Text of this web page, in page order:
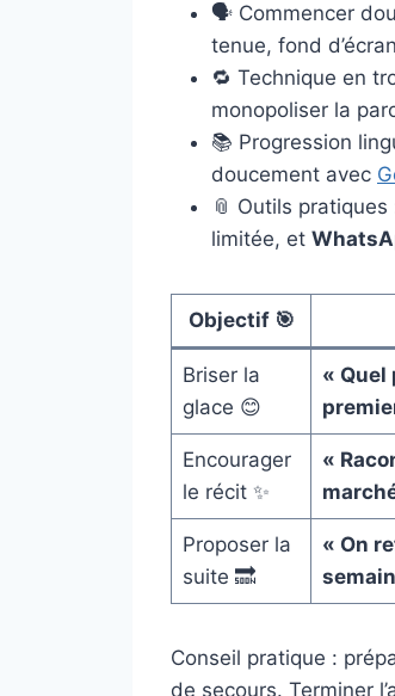
🗣️ Commencer
tenue, fond
🔁 Technique en
monopoliser la
📚 Progression
doucement avec
📎 Outils
limitée, et
Objectif 🎯
Briser la
glace 😊
« Quel
Encourager
le récit ✨
«
Proposer la
suite 🔜
« On
Conseil pratique :
de secours. Terminer